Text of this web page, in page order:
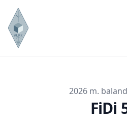
2026 m.
FiDi